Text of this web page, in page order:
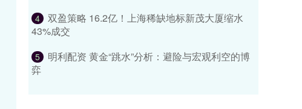
4
双盈策略 16.2亿！上海稀缺地标新茂大厦缩水
43%成交
5
明利配资 黄金“跳水”分析：避险与宏观利空的博
弈